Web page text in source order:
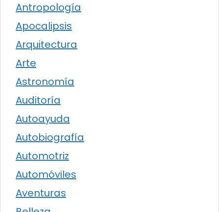
Antropología
Apocalipsis
Arquitectura
Arte
Astronomía
Auditoría
Autoayuda
Autobiografía
Automotriz
Automóviles
Aventuras